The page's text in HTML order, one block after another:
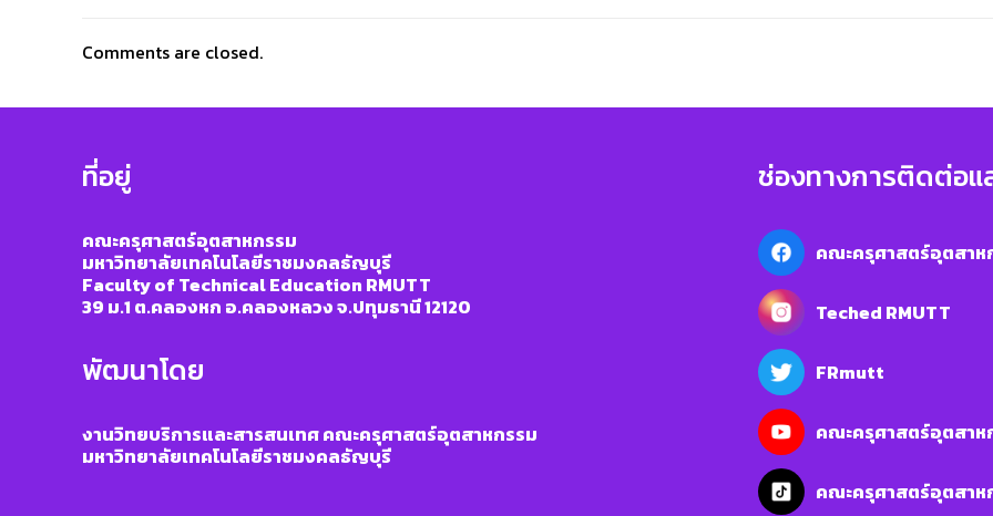
Comments are closed.
ที่อยู่
คณะครุศาสตร์อุตสาหกรรม
มหาวิทยาลัยเทคโนโลยีราชมงคลธัญบุรี
Faculty of Technical Education RMUTT
39 ม.1 ต.คลองหก อ.คลองหลวง จ.ปทุมธานี 12120
พัฒนาโดย
งานวิทยบริการและสารสนเทศ คณะครุศาสตร์อุตสาหกรรม
มหาวิทยาลัยเทคโนโลยีราชมงคลธัญบุรี
ช่องทางการติดต่อแ
คณะครุศาสตร์อุตสา
Teched RMUTT
FRmutt
คณะครุศาสตร์อุตสา
คณะครุศาสตร์อุตสาห